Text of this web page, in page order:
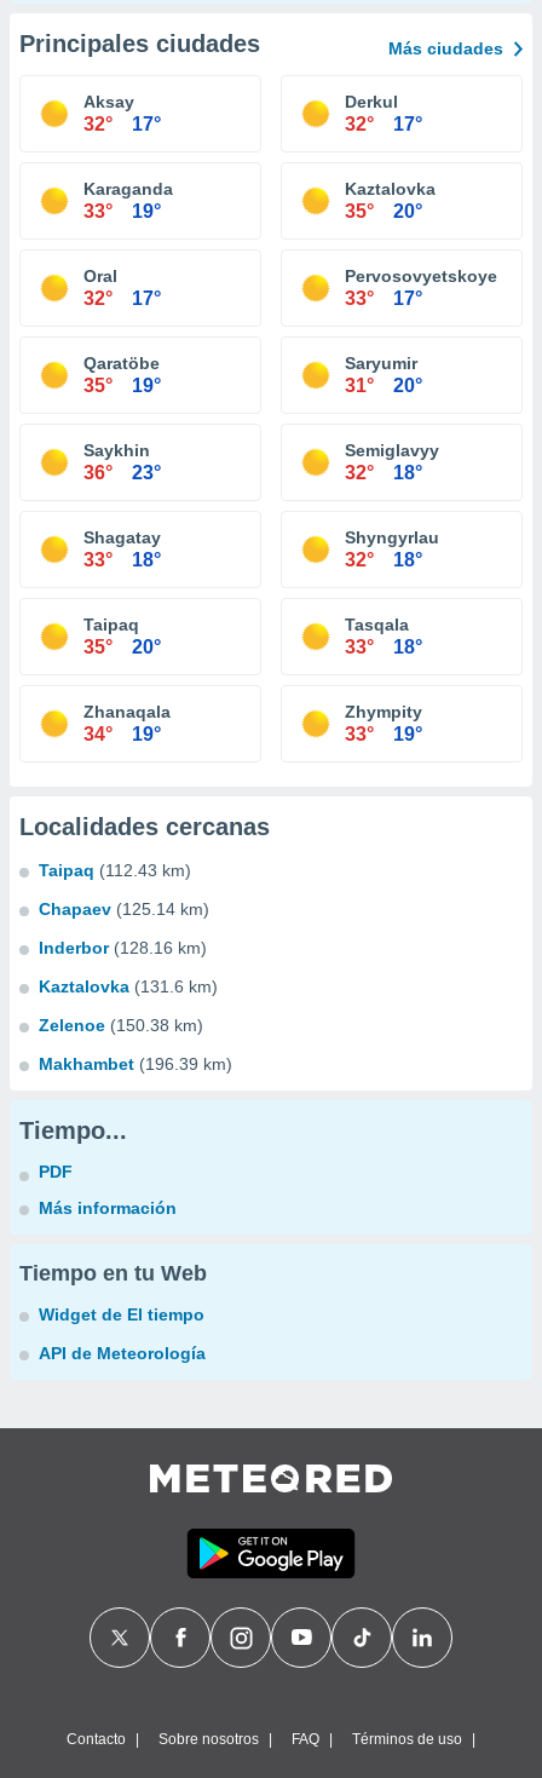
Principales ciudades Más ciudades
Aksay
32° 17°
Derkul
32° 17°
Karaganda
33° 19°
Kaztalovka
35° 20°
Oral
32° 17°
Pervosovyetskoye
33° 17°
Qaratöbe
35° 19°
Saryumir
31° 20°
Saykhin
36° 23°
Semiglavyy
32° 18°
Shagatay
33° 18°
Shyngyrlau
32° 18°
Taipaq
35° 20°
Tasqala
33° 18°
Zhanaqala
34° 19°
Zhympity
33° 19°
Localidades cercanas
Taipaq (112.43 km)
Chapaev (125.14 km)
Inderbor (128.16 km)
Kaztalovka (131.6 km)
Zelenoe (150.38 km)
Makhambet (196.39 km)
Tiempo...
PDF
Más información
Tiempo en tu Web
Widget de El tiempo
API de Meteorología
Contacto Sobre nosotros FAQ Términos de uso